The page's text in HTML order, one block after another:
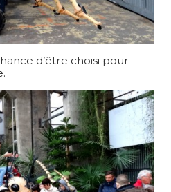
d’être choisi pour